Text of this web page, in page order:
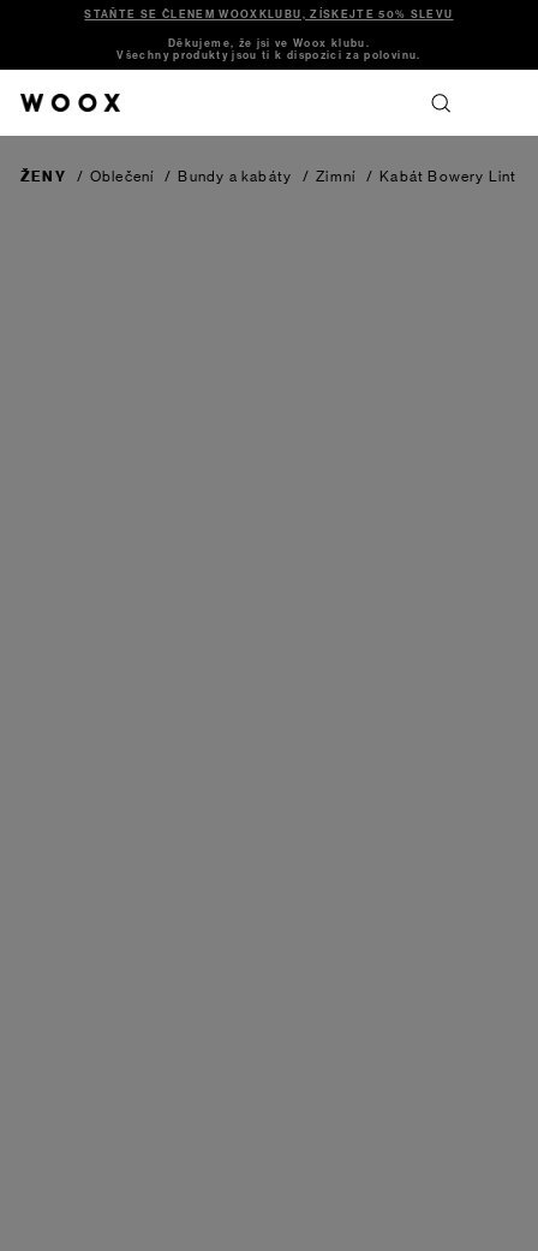
STAŇTE SE ČLENEM WOOXKLUBU, ZÍSKEJTE 50% SLEVU
Děkujeme, že jsi ve Woox klubu.
Všechny produkty jsou ti k dispozici za polovinu.
ŽENY / Oblečení / Bundy a kabáty / Zimní / Kabát Bowery Lint